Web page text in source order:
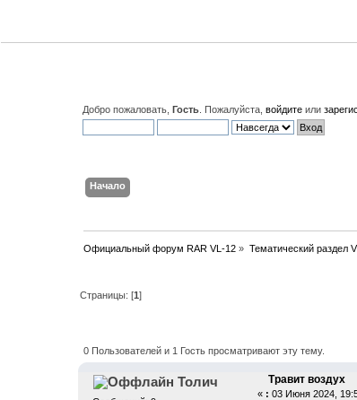
Добро пожаловать,Гость . Пожалуйста,войдите или
Начало
Официальный форум RAR VL-12 » Тематический раздел
Страницы: [1]
0 Пользователей и 1 Гость просматривают эту тему.
Толич Травит воздух
« : 03 Июня 2024,